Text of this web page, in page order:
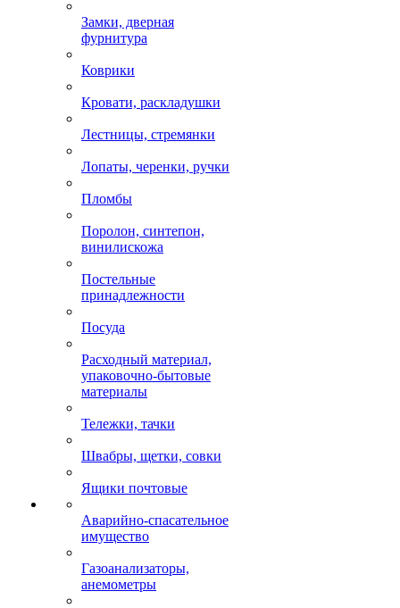
Замки, дверная
фурнитура
Коврики
Кровати, раскладушки
Лестницы, стремянки
Лопаты, черенки, ручки
Пломбы
Поролон, синтепон,
винилискожа
Постельные
принадлежности
Посуда
Расходный материал,
упаковочно-бытовые
материалы
Тележки, тачки
Швабры, щетки, совки
Ящики почтовые
Аварийно-спасательное
имущество
Газоанализаторы,
анемометры